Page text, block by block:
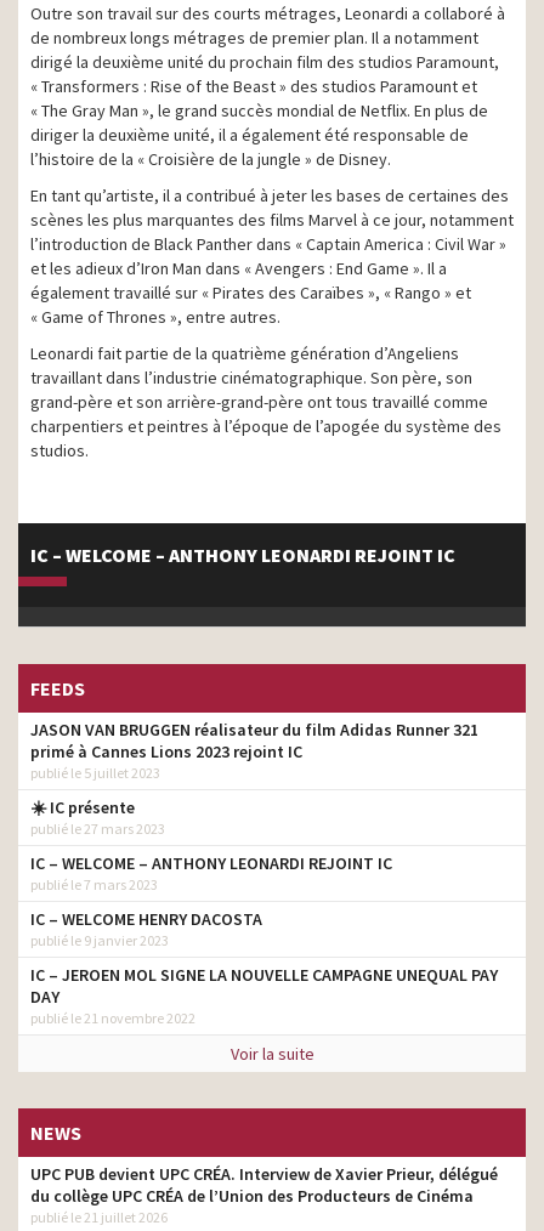
Outre son travail sur des courts métrages, Leonardi a collaboré à
de nombreux longs métrages de premier plan. Il a notamment
dirigé la deuxième unité du prochain film des studios Paramount,
« Transformers : Rise of the Beast » des studios Paramount et
« The Gray Man », le grand succès mondial de Netflix. En plus de
diriger la deuxième unité, il a également été responsable de
l’histoire de la « Croisière de la jungle » de Disney.
En tant qu’artiste, il a contribué à jeter les bases de certaines des
scènes les plus marquantes des films Marvel à ce jour, notamment
l’introduction de Black Panther dans « Captain America : Civil War »
et les adieux d’Iron Man dans « Avengers : End Game ». Il a
également travaillé sur « Pirates des Caraïbes », « Rango » et
« Game of Thrones », entre autres.
Leonardi fait partie de la quatrième génération d’Angeliens
travaillant dans l’industrie cinématographique. Son père, son
grand-père et son arrière-grand-père ont tous travaillé comme
charpentiers et peintres à l’époque de l’apogée du système des
studios.
IC – WELCOME – ANTHONY LEONARDI REJOINT IC
FEEDS
JASON VAN BRUGGEN réalisateur du film Adidas Runner 321
primé à Cannes Lions 2023 rejoint IC
publié le 5 juillet 2023
☀️ IC présente
publié le 27 mars 2023
IC – WELCOME – ANTHONY LEONARDI REJOINT IC
publié le 7 mars 2023
IC – WELCOME HENRY DACOSTA
publié le 9 janvier 2023
IC – JEROEN MOL SIGNE LA NOUVELLE CAMPAGNE UNEQUAL PAY
DAY
publié le 21 novembre 2022
Voir la suite
NEWS
UPC PUB devient UPC CRÉA. Interview de Xavier Prieur, délégué
du collège UPC CRÉA de l’Union des Producteurs de Cinéma
publié le 21 juillet 2026